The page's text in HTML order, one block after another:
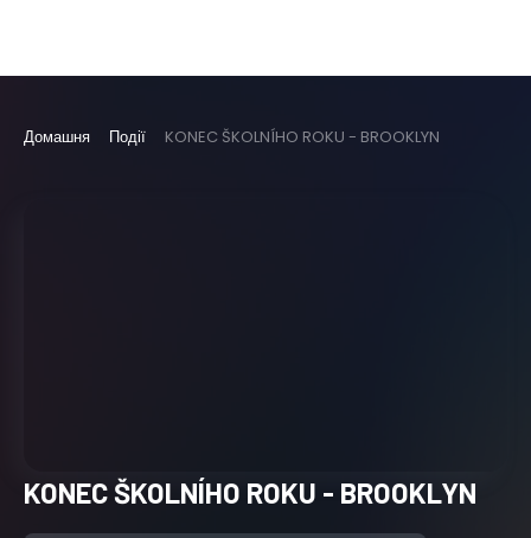
Домашня Події KONEC ŠKOLNÍHO ROKU - BROOKLYN
KONEC ŠKOLNÍHO ROKU - BROOKLYN